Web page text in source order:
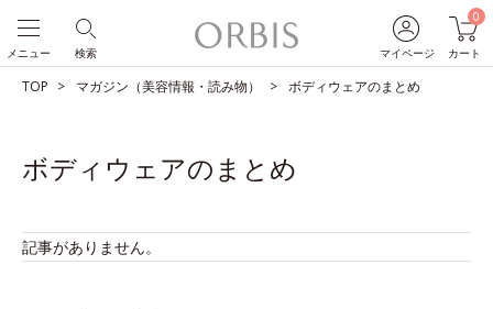
マイページ
0
カート
検索
メニュー
TOP マガジン（美容情報・読み物） ボディウェアのまとめ
ボディウェアのまとめ
記事がありません。